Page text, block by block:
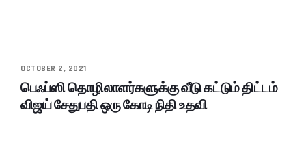
OCTOBER 2, 2021
பெஃப்ஸி தொழிலாளர்களுக்கு வீடு கட்டும் திட்டம்
விஜய் சேதுபதி ஒரு கோடி நிதி உதவி